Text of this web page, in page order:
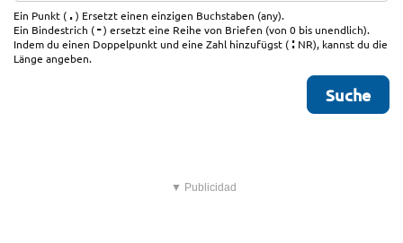
Ein Punkt (.) Ersetzt einen einzigen Buchstaben (any).
Ein Bindestrich (-) ersetzt eine Reihe von Briefen (von 0 bis unendlich).
Indem du einen Doppelpunkt und eine Zahl hinzufügst (: NR), kannst du die
Länge angeben.
▼ Publicidad